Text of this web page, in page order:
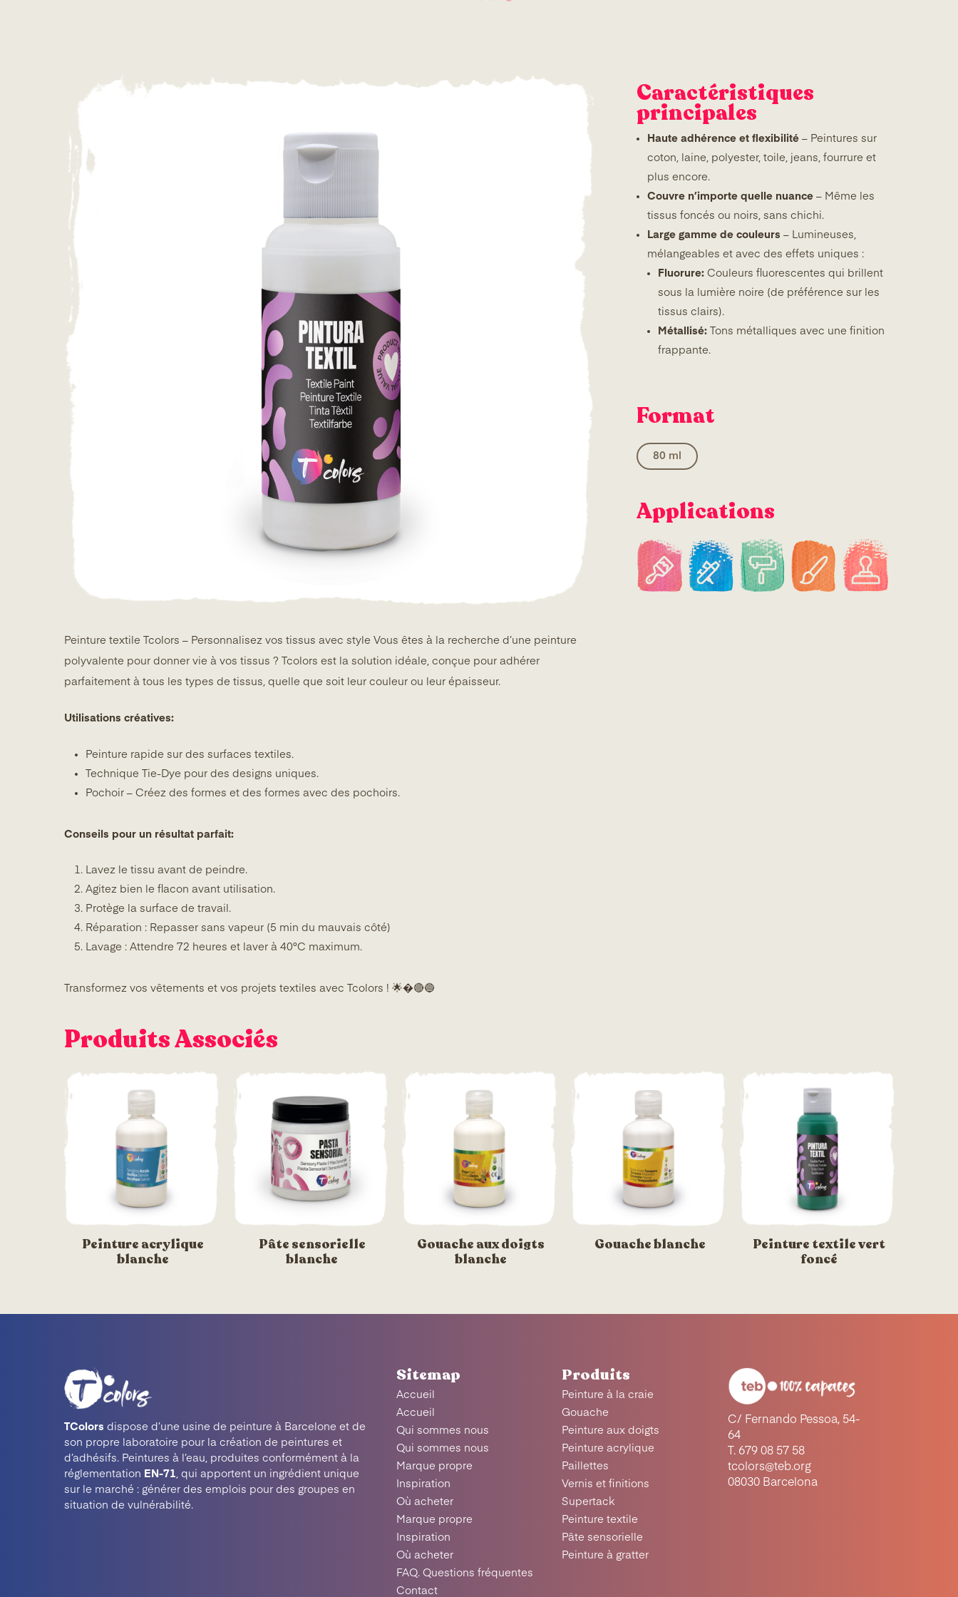
Peinture textile Tcolors – Personnalisez vos tissus avec style Vous êtes à la recherche d’une peinture
polyvalente pour donner vie à vos tissus ? Tcolors est la solution idéale, conçue pour adhérer
parfaitement à tous les types de tissus, quelle que soit leur couleur ou leur épaisseur.
Utilisations créatives:
Peinture rapide sur des surfaces textiles.
Technique Tie-Dye pour des designs uniques.
Pochoir – Créez des formes et des formes avec des pochoirs.
Conseils pour un résultat parfait:
Lavez le tissu avant de peindre.
Agitez bien le flacon avant utilisation.
Protège la surface de travail.
Réparation : Repasser sans vapeur (5 min du mauvais côté)
Lavage : Attendre 72 heures et laver à 40°C maximum.
Transformez vos vêtements et vos projets textiles avec Tcolors ! 🌟�🔴🔵
Caractéristiques
principales
Haute adhérence et flexibilité– Peintures sur
coton, laine, polyester, toile, jeans, fourrure et
plus encore.
Couvre n’importe quelle nuance– Même les
tissus foncés ou noirs, sans chichi.
Large gamme de couleurs – Lumineuses,
mélangeables et avec des effets uniques :
Fluorure:Couleurs fluorescentes qui brillent
sous la lumière noire (de préférence sur les
tissus clairs).
Métallisé:Tons métalliques avec une finition
frappante.
Format
80 ml
Applications
Produits Associés
Peinture acrylique
blanche
Pâte sensorielle
blanche
Gouache aux doigts
blanche
Gouache blanche
Peinture textile vert
foncé
TColors dispose d’une usine de peinture à Barcelone et de
son propre laboratoire pour la création de peintures et
d’adhésifs. Peintures à l’eau, produites conformément à la
réglementation EN-71 , qui apportent un ingrédient unique
sur le marché : générer des emplois pour des groupes en
situation de vulnérabilité.
Sitemap
Accueil
Accueil
Qui sommes nous
Qui sommes nous
Marque propre
Inspiration
Où acheter
Marque propre
Inspiration
Où acheter
FAQ. Questions fréquentes
Contact
Produits
Peinture à la craie
Gouache
Peinture aux doigts
Peinture acrylique
Paillettes
Vernis et finitions
Supertack
Peinture textile
Pâte sensorielle
Peinture à gratter
C/ Fernando Pessoa, 54-
64
T. 679 08 57 58
tcolors@teb.org
08030 Barcelona